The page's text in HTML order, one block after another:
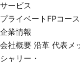
サービス
プライベートFPコース
企業情報
会社概要 沿革 代表メ
シャリー・